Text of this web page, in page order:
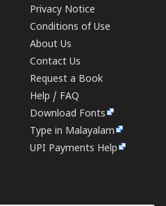
Privacy Notice
Conditions of Use
About Us
Contact Us
Request a Book
Help / FAQ
Download Fonts
Type in Malayalam
UPI Payments Help